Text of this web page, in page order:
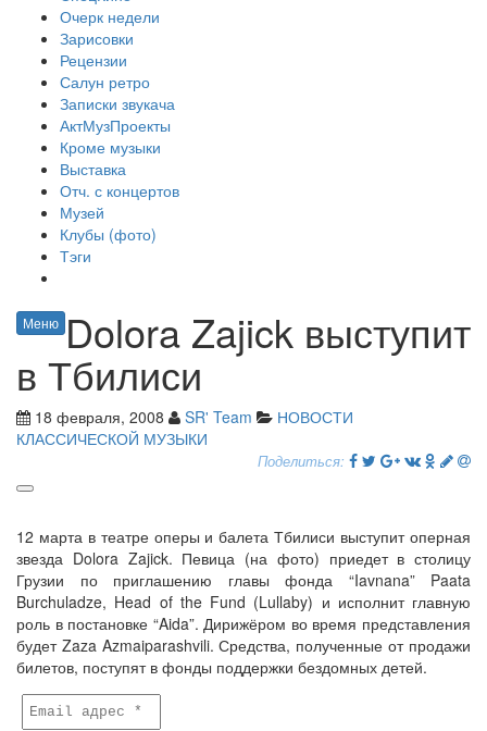
Очерк недели
Зарисовки
Рецензии
Салун ретро
Записки звукача
АктМузПроекты
Кроме музыки
Выставка
Отч. с концертов
Музей
Клубы (фото)
Тэги
Меню Dolora Zajick выступит
в Тбилиси
18 февраля, 2008 SR' Team
НОВОСТИ
КЛАССИЧЕСКОЙ МУЗЫКИ
Поделиться:
12 марта в театре оперы и балета Тбилиси выступит оперная
звезда Dolora Zajick. Певица (на фото) приедет в столицу
Грузии по приглашению главы фонда “Iavnana” Paata
Burchuladze, Head of the Fund (Lullaby) и исполнит главную
роль в постановке “Aida”. Дирижёром во время представления
будет Zaza Azmaiparashvili. Средства, полученные от продажи
билетов, поступят в фонды поддержки бездомных детей.